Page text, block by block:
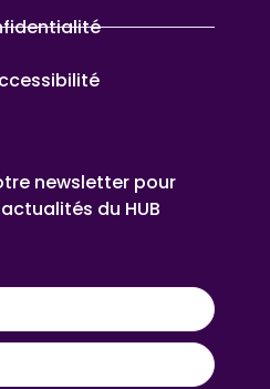
newsletter pour
du HUB